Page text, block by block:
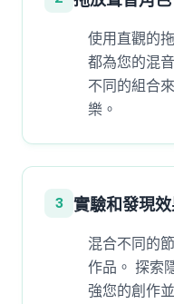
使用直觀的
都為您的混
不同的組合
樂。
3 實驗和發現
混合不同的
作品。 探索
強您的創作